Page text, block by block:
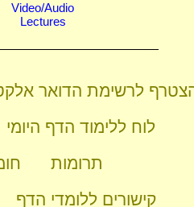
Video/Audio
Lectures
לרשימת הדואר
לוח ללימוד הדף היומי
תרומות
קישורים ללומדי הדף